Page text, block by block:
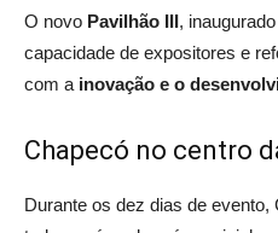
O novo Pavilhão III,
capacidade de expositores e
com a inovação e o
Chapecó no centro
Durante os dez dias de